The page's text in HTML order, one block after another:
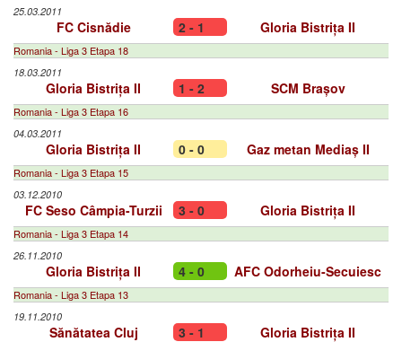
25.03.2011
FC Cisnădie 2 - 1 Gloria Bistrița II
Romania - Liga 3 Etapa 18
18.03.2011
Gloria Bistrița II 1 - 2 SCM Brașov
Romania - Liga 3 Etapa 16
04.03.2011
Gloria Bistrița II 0 - 0 Gaz metan Mediaș II
Romania - Liga 3 Etapa 15
03.12.2010
FC Seso Câmpia-Turzii 3 - 0 Gloria Bistrița II
Romania - Liga 3 Etapa 14
26.11.2010
Gloria Bistrița II 4 - 0 AFC Odorheiu-Secuiesc
Romania - Liga 3 Etapa 13
19.11.2010
Sănătatea Cluj 3 - 1 Gloria Bistrița II